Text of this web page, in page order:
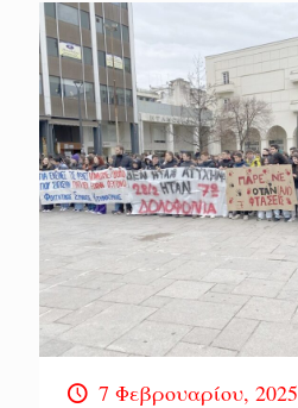
7 Φεβρουαρίου, 2025